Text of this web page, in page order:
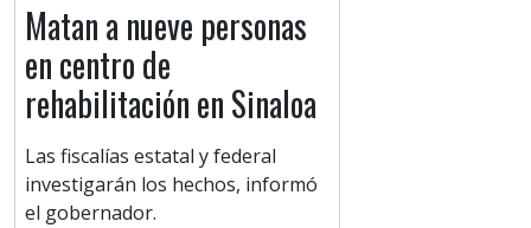
Matan a nueve personas
en centro de
rehabilitación en Sinaloa
Las fiscalías estatal y federal
investigarán los hechos, informó
el gobernador.